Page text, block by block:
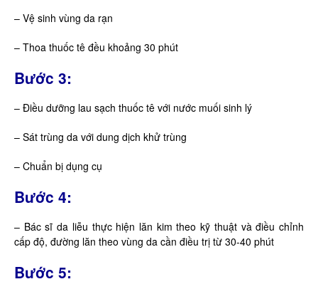
– Vệ sinh vùng da rạn
– Thoa thuốc tê đều khoảng 30 phút
Bước 3:
– Điều dưỡng lau sạch thuốc tê với nước muối sinh lý
– Sát trùng da với dung dịch khử trùng
– Chuẩn bị dụng cụ
Bước 4:
– Bác sĩ da liễu thực hiện lăn kim theo kỹ thuật và điều chỉnh
cấp độ, đường lăn theo vùng da cần điều trị từ 30-40 phút
Bước 5: